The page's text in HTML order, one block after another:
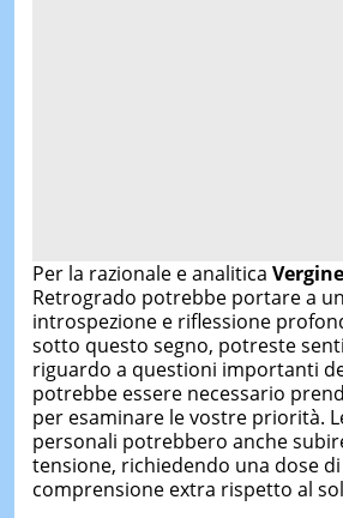
Per la razionale e analitica Vergine
Retrogrado potrebbe portare a
introspezione e riflessione
sotto questo segno, potreste
riguardo a questioni importanti
potrebbe essere necessario
per esaminare le vostre priorità.
personali potrebbero anche
tensione, richiedendo una dose
comprensione extra rispetto al